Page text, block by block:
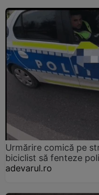
Urmărire comică pe
biciclist să fenteze
adevarul.ro